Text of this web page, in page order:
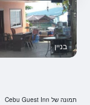
בניין
תמונה של Cebu Guest Inn